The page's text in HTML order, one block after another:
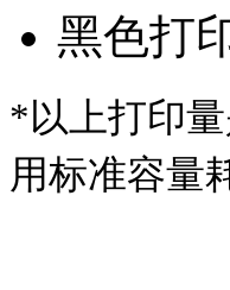
黑色打
*以上打印
用标准容量